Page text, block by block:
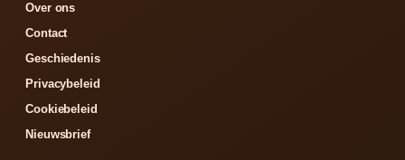
Over ons
Contact
Geschiedenis
Privacybeleid
Cookiebeleid
Nieuwsbrief